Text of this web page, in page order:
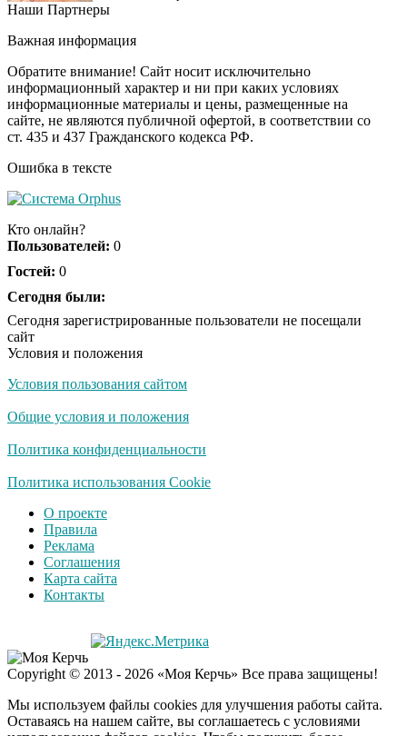
Ролик длится пару
шоке от увиденного
i
Ролик из Омска: вы
будете смеяться долго
Королева вагона
Наши Партнеры
Важная информация
Обратите внимание! Сайт носит исключительно
информационный характер и ни при каких условиях
информационные материалы и цены, размещенные на
сайте, не являются публичной офертой, в соответствии со
ст. 435 и 437 Гражданского кодекса РФ.
Ошибка в тексте
Кто онлайн?
Пользователей: 0
Гостей: 0
Сегодня были:
Сегодня зарегистрированные пользователи не посещали
сайт
Условия и положения
Условия пользования сайтом
Общие условия и положения
Политика конфиденциальности
Политика использования Cookie
О проекте
Правила
Реклама
Соглашения
Карта сайта
Контакты
Copyright © 2013 - 2026 «Моя Керчь» Все права защищены!
Мы используем файлы cookies для улучшения работы сайта.
Оставаясь на нашем сайте, вы соглашаетесь с условиями